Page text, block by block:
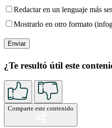
Redactar en un lenguaje más
Mostrarlo en otro formato
¿Te resultó útil este
Comparte este contenido